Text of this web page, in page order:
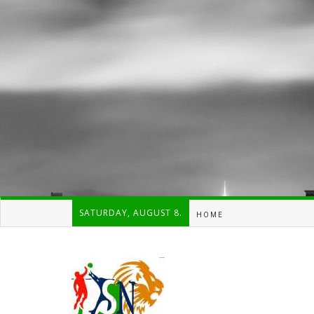
SATURDAY, AUGUST 8. HOME